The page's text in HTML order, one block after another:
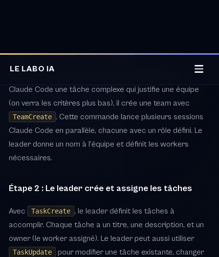
Étape 1 : Le leader crée l'équipe
Claude Code une tâche complexe qui justifie une équipe
(on verra les critères plus bas), il crée une team avec
TeamCreate . Cette commande lance plusieurs sessions
Claude Code en parallèle, chacune avec un rôle défini. Le
leader donne un nom à l'équipe et définit les workers
nécessaires.
Étape 2 : Le leader crée et assigne les tâches
Avec TaskCreate , le leader définit les tâches à
accomplir. Chaque tâche a un titre, une description, et un
owner (le worker assigné). Le leader peut aussi utiliser
TaskUpdate
pour modifier une tâche existante, changer